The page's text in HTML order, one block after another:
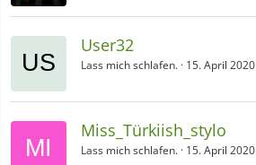
User32
Lass mich schlafen. 15. April 2020
Miss_Türkiish_stylo
Lass mich schlafen. 15. April 2020